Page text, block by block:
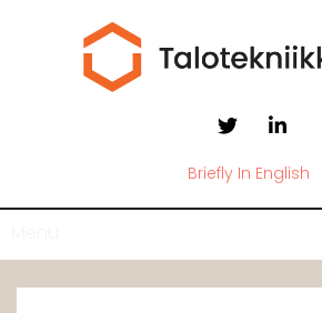
Briefly In English